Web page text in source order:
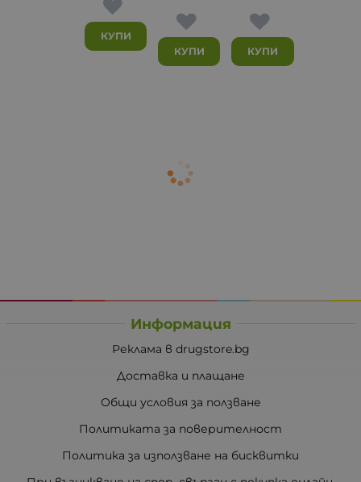
КУПИ
КУПИ КУПИ
Информация
Реклама в drugstore.bg
Доставка и плащане
Общи условия за ползване
Политиката за поверителност
Политика за използване на бисквитки